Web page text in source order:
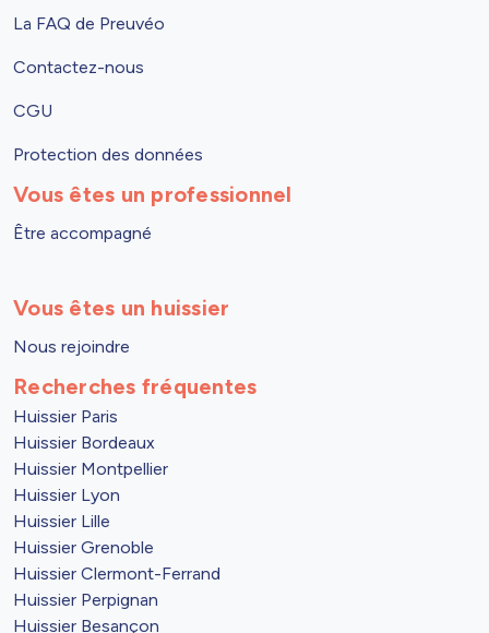
La FAQ de Preuvéo
Contactez-nous
CGU
Protection des données
Vous êtes un professionnel
Être accompagné
Vous êtes un huissier
Nous rejoindre
Recherches fréquentes
Huissier Paris
Huissier Bordeaux
Huissier Montpellier
Huissier Lyon
Huissier Lille
Huissier Grenoble
Huissier Clermont-Ferrand
Huissier Perpignan
Huissier Besançon